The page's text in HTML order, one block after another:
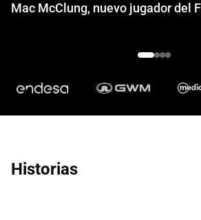
Mac McClung, nuevo jugador del
Historias